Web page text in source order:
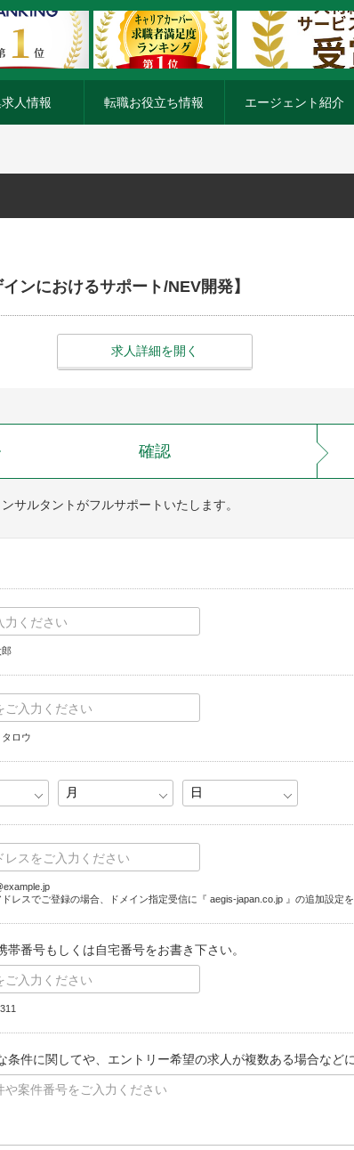
人情報 転職お役立ち情報 エージェント紹介
ンにおけるサポート/NEV開発】
求人詳細を開く
確認
サルタントがフルサポートいたします。
郎
ロウ
レスでご登録の場合、ドメイン指定受信に『 aegis-japan.co.jp 』の追加設定
帯番号もしくは自宅番号をお書き下さい。
条件に関してや、エントリー希望の求人が複数ある場合など